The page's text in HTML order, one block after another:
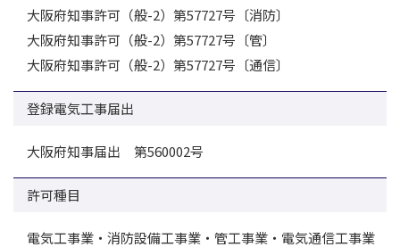
大阪府知事許可（般-2）第57727号〔消防〕
大阪府知事許可（般-2）第57727号〔管〕
大阪府知事許可（般-2）第57727号〔通信〕
登録電気工事届出
大阪府知事届出 第560002号
許可種目
電気工事業・消防設備工事業・管工事業・電気通信工事業